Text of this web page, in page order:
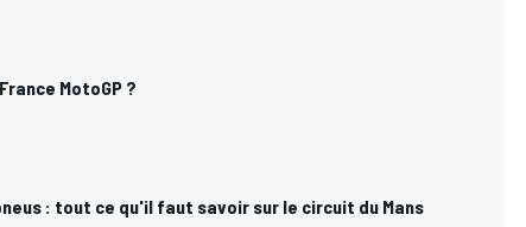
MotoGP ?
: tout ce qu'il faut savoir sur le circuit du Mans